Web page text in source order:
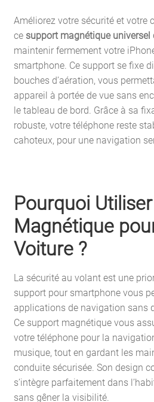
Améliorez votre sécurité et votre
ce support magnétique universel
maintenir fermement votre
smartphone. Ce support se fixe
bouches d’aération, vous
appareil à portée de vue sans
le tableau de bord. Grâce à sa
robuste, votre téléphone reste
cahoteux, pour une navigation
Pourquoi
Magnétique
Voiture ?
La sécurité au volant est une
support pour smartphone vous
applications de navigation sans
Ce support magnétique vous
votre téléphone pour la
musique, tout en gardant les
conduite sécurisée. Son design
s’intègre parfaitement dans
sans gêner la visibilité.